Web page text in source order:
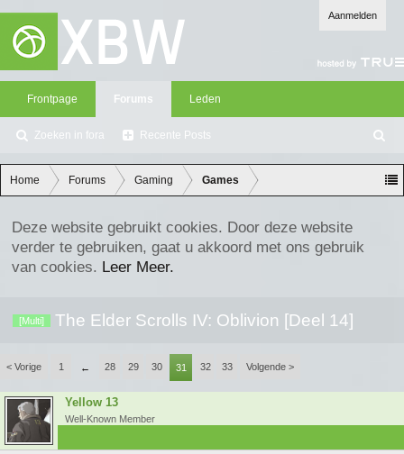
Aanmelden
Frontpage Forums
Zoeken in fora Recente Posts
Leden
oe
ke
n
Home Forums Gaming Games
Deze website gebruikt cookies. Door deze website
verder te gebruiken, gaat u akkoord met ons gebruik
van cookies. Leer Meer.
[Multi] The Elder Scrolls IV: Oblivion [Deel 14]
< Vorige 1 ← 28 29 30 31 32 33 Volgende >
Yellow 13
Well-Known Member